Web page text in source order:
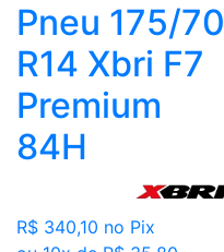
Pneu 175/70
R14 Xbri F7
Premium
84H
R$ 340,10 no Pix